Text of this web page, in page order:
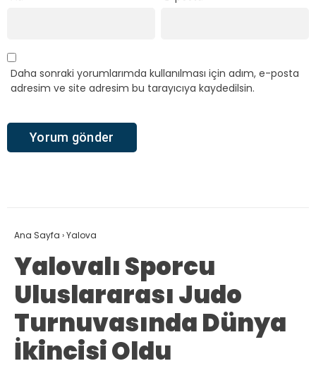
Daha sonraki yorumlarımda kullanılması için adım, e-posta
adresim ve site adresim bu tarayıcıya kaydedilsin.
Ana Sayfa ›Yalova
Yalovalı Sporcu
Uluslararası Judo
Turnuvasında Dünya
İkincisi Oldu